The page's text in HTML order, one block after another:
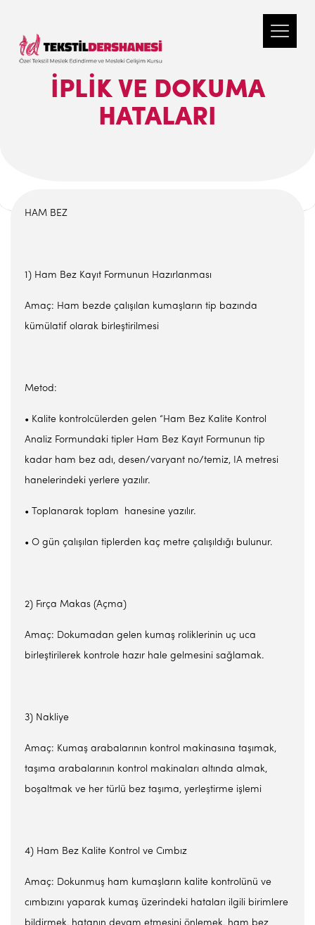
İPLIK VE DOKUMA
HATALARI
HAM BEZ
1) Ham Bez Kayıt Formunun Hazırlanması
Amaç: Ham bezde çalışılan kumaşların tip bazında
kümülatif olarak birleştirilmesi
Metod:
• Kalite kontrolcülerden gelen “Ham Bez Kalite Kontrol
Analiz Formundaki tipler Ham Bez Kayıt Formunun tip
kadar ham bez adı, desen/varyant no/temiz, IA metresi
hanelerindeki yerlere yazılır.
• Toplanarak toplam hanesine yazılır.
• O gün çalışılan tiplerden kaç metre çalışıldığı bulunur.
2) Fırça Makas (Açma)
Amaç: Dokumadan gelen kumaş roliklerinin uç uca
birleştirilerek kontrole hazır hale gelmesini sağlamak.
3) Nakliye
Amaç: Kumaş arabalarının kontrol makinasına taşımak,
taşıma arabalarının kontrol makinaları altında almak,
boşaltmak ve her türlü bez taşıma, yerleştirme işlemi
4) Ham Bez Kalite Kontrol ve Cımbız
Amaç: Dokunmuş ham kumaşların kalite kontrolünü ve
cımbızını yaparak kumaş üzerindeki hataları ilgili birimlere